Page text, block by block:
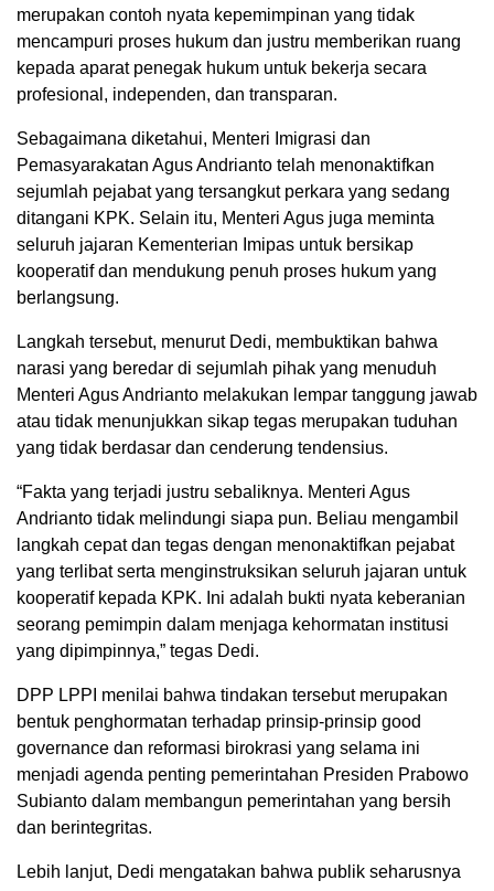
merupakan contoh nyata kepemimpinan yang tidak
mencampuri proses hukum dan justru memberikan ruang
kepada aparat penegak hukum untuk bekerja secara
profesional, independen, dan transparan.
Sebagaimana diketahui, Menteri Imigrasi dan
Pemasyarakatan Agus Andrianto telah menonaktifkan
sejumlah pejabat yang tersangkut perkara yang sedang
ditangani KPK. Selain itu, Menteri Agus juga meminta
seluruh jajaran Kementerian Imipas untuk bersikap
kooperatif dan mendukung penuh proses hukum yang
berlangsung.
Langkah tersebut, menurut Dedi, membuktikan bahwa
narasi yang beredar di sejumlah pihak yang menuduh
Menteri Agus Andrianto melakukan lempar tanggung jawab
atau tidak menunjukkan sikap tegas merupakan tuduhan
yang tidak berdasar dan cenderung tendensius.
“Fakta yang terjadi justru sebaliknya. Menteri Agus
Andrianto tidak melindungi siapa pun. Beliau mengambil
langkah cepat dan tegas dengan menonaktifkan pejabat
yang terlibat serta menginstruksikan seluruh jajaran untuk
kooperatif kepada KPK. Ini adalah bukti nyata keberanian
seorang pemimpin dalam menjaga kehormatan institusi
yang dipimpinnya,” tegas Dedi.
DPP LPPI menilai bahwa tindakan tersebut merupakan
bentuk penghormatan terhadap prinsip-prinsip good
governance dan reformasi birokrasi yang selama ini
menjadi agenda penting pemerintahan Presiden Prabowo
Subianto dalam membangun pemerintahan yang bersih
dan berintegritas.
Lebih lanjut, Dedi mengatakan bahwa publik seharusnya